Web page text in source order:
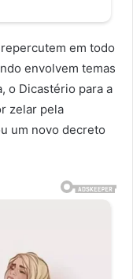
em todo
envolvem temas
o Dicastério para a
zelar pela
um novo decreto